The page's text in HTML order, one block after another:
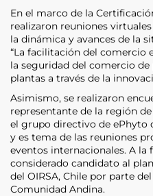
En el marco de la
realizaron reuniones
la dinámica y avances de la
“La facilitación del comercio
la seguridad del comercio
plantas a través de la
Asimismo, se realizaron
representante de la región
el grupo directivo de ePhyto
y es tema de las reuniones
eventos internacionales. A la
considerado candidato al
del OIRSA, Chile por parte
Comunidad Andina.